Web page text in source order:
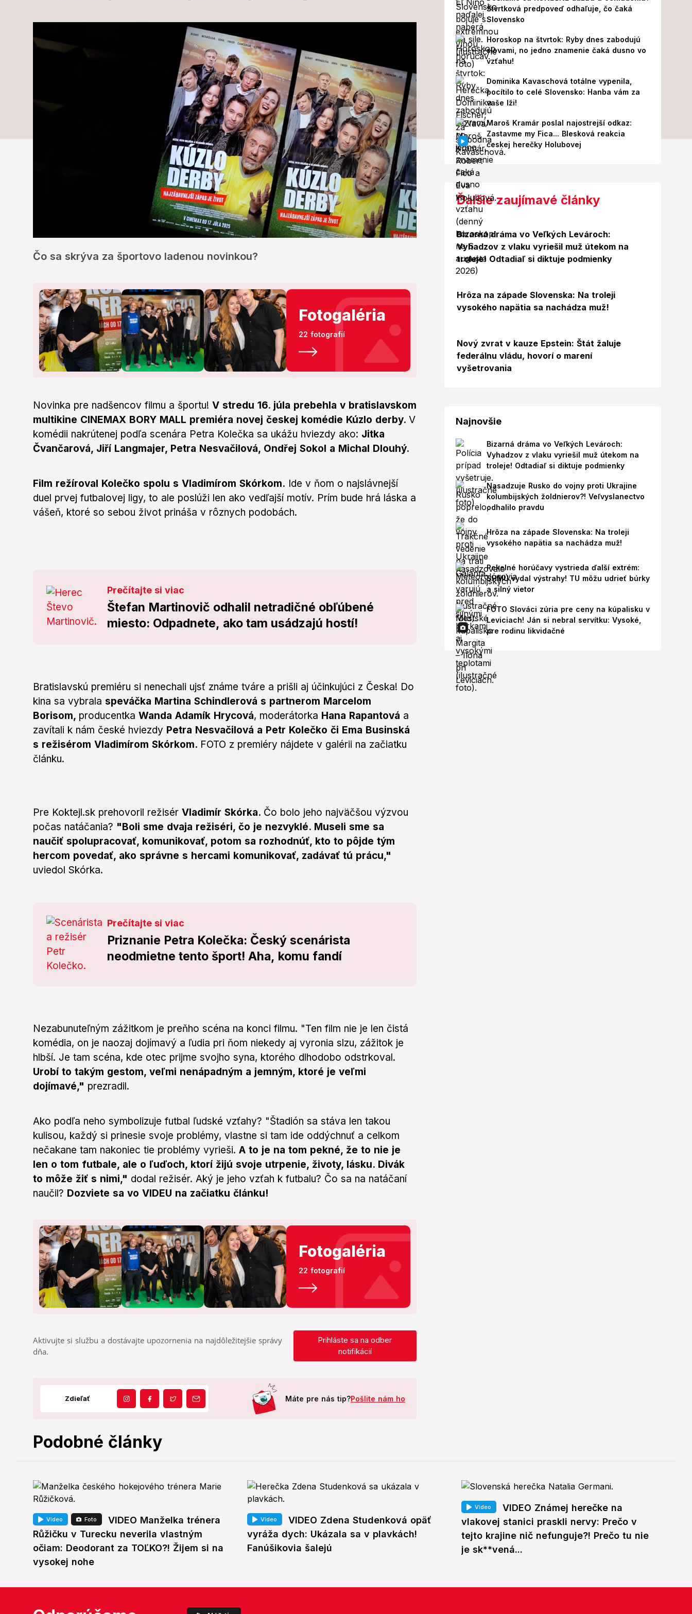
seconds
of
secondsVolume
0%
Čo sa skrýva za športovo ladenou novinkou?
zamieril na štadión: Nie je to
len o futbale, ale o ľuďoch,
ktorí žijú svoje utrpenie!
Čo sa skrýva za športovo ladenou novinkou?
Fotogaléria
22 fotografií
Novinka pre nadšencov filmu a športu! V stredu 16. júla prebehla v bratislavskom
multikine CINEMAX BORY MALL premiéra novej českej komédie Kúzlo derby. V
komédii nakrútenej podľa scenára Petra Kolečka sa ukážu hviezdy ako: Jitka
Čvančarová, Jiří Langmajer, Petra Nesvačilová, Ondřej Sokol a Michal Dlouhý.
Film režíroval Kolečko spolu s Vladimírom Skórkom. Ide v ňom o najslávnejší
duel prvej futbalovej ligy, to ale poslúži len ako vedľajší motív. Prím bude hrá láska a
vášeň, ktoré so sebou život prináša v rôznych podobách.
Prečítajte si viac
Štefan Martinovič odhalil netradičné obľúbené
miesto: Odpadnete, ako tam usádzajú hostí!
Bratislavskú premiéru si nenechali ujsť známe tváre a prišli aj účinkujúci z Česka! Do
kina sa vybrala speváčka Martina Schindlerová s partnerom Marcelom
Borisom, producentka Wanda Adamík Hrycová, moderátorka Hana Rapantová a
zavítali k nám české hviezdy Petra Nesvačilová a Petr Kolečko či Ema Businská
s režisérom Vladimírom Skórkom. FOTO z premiéry nájdete v galérii na začiatku
článku.
Pre Koktejl.sk prehovoril režisér Vladimír Skórka. Čo bolo jeho najväčšou výzvou
počas natáčania? "Boli sme dvaja režiséri, čo je nezvyklé. Museli sme sa
naučiť spolupracovať, komunikovať, potom sa rozhodnúť, kto to pôjde tým
hercom povedať, ako správne s hercami komunikovať, zadávať tú prácu,"
uviedol Skórka.
Prečítajte si viac
Priznanie Petra Kolečka: Český scenárista
neodmietne tento šport! Aha, komu fandí
Nezabunuteľným zážitkom je preňho scéna na konci filmu. "Ten film nie je len čistá
komédia, on je naozaj dojímavý a ľudia pri ňom niekedy aj vyronia slzu, zážitok je
hlbší. Je tam scéna, kde otec prijme svojho syna, ktorého dlhodobo odstrkoval.
Urobí to takým gestom, veľmi nenápadným a jemným, ktoré je veľmi
dojímavé," prezradil.
Ako podľa neho symbolizuje futbal ľudské vzťahy? "Štadión sa stáva len takou
kulisou, každý si prinesie svoje problémy, vlastne si tam ide oddýchnuť a celkom
nečakane tam nakoniec tie problémy vyrieši. A to je na tom pekné, že to nie je
len o tom futbale, ale o ľuďoch, ktorí žijú svoje utrpenie, životy, lásku. Divák
to môže žiť s nimi," dodal režisér. Aký je jeho vzťah k futbalu? Čo sa na natáčaní
naučil? Dozviete sa vo VIDEU na začiatku článku!
Fotogaléria
22 fotografií
Aktivujte si službu a dostávajte upozornenia na najdôležitejšie správy
dňa.
Prihláste sa na odber
notifikácií
Zdieľať Máte pre nás tip?Pošlite nám ho
Štvrtková predpoveď odhaľuje, čo čaká
Slovensko
Horoskop na štvrtok: Ryby dnes zabodujú
slovami, no jedno znamenie čaká dusno vo
vzťahu!
Dominika Kavaschová totálne vypenila,
pocítilo to celé Slovensko: Hanba vám za
vaše lži!
Maroš Kramár poslal najostrejší odkaz:
Zastavme my Fica... Blesková reakcia
českej herečky Holubovej
Ďalšie zaujímavé články
Bizarná dráma vo Veľkých Levároch:
Vyhadzov z vlaku vyriešil muž útekom na
troleje! Odtadiaľ si diktuje podmienky
Hrôza na západe Slovenska: Na troleji
vysokého napätia sa nachádza muž!
Nový zvrat v kauze Epstein: Štát žaluje
federálnu vládu, hovorí o marení
vyšetrovania
Najnovšie
Bizarná dráma vo Veľkých Levároch:
Vyhadzov z vlaku vyriešil muž útekom na
troleje! Odtadiaľ si diktuje podmienky
Nasadzuje Rusko do vojny proti Ukrajine
kolumbijských žoldnierov?! Veľvyslanectvo
odhalilo pravdu
Hrôza na západe Slovenska: Na troleji
vysokého napätia sa nachádza muž!
Pekelné horúčavy vystrieda ďalší extrém:
SHMÚ vydal výstrahy! TU môžu udrieť búrky
a silný vietor
FOTO Slováci zúria pre ceny na kúpalisku v
Leviciach! Ján si nebral servítku: Vysoké,
pre rodinu likvidačné
Podobné články
Video Foto
VIDEO Manželka trénera
Růžičku v Turecku neverila vlastným
očiam: Deodorant za TOĽKO?! Žijem si na
vysokej nohe
Video
VIDEO Zdena Studenková opäť
vyráža dych: Ukázala sa v plavkách!
Fanúšikovia šalejú
Video
VIDEO Známej herečke na
vlakovej stanici praskli nervy: Prečo v
tejto krajine nič nefunguje?! Prečo tu nie
je sk**vená...